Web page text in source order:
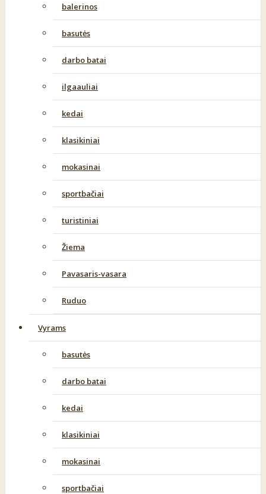
balerinos
basutės
darbo batai
ilgaauliai
kedai
klasikiniai
mokasinai
sportbačiai
turistiniai
Žiema
Pavasaris-vasara
Ruduo
Vyrams
basutės
darbo batai
kedai
klasikiniai
mokasinai
sportbačiai